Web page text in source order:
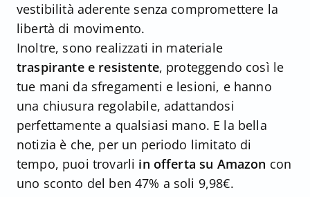
vestibilità aderente senza compromettere la
libertà di movimento.
Inoltre, sono realizzati in materiale
traspirante e resistente, proteggendo così le
tue mani da sfregamenti e lesioni, e hanno
una chiusura regolabile, adattandosi
perfettamente a qualsiasi mano. E la bella
notizia è che, per un periodo limitato di
tempo, puoi trovarli in offerta su Amazon con
uno sconto del ben 47% a soli 9,98€.